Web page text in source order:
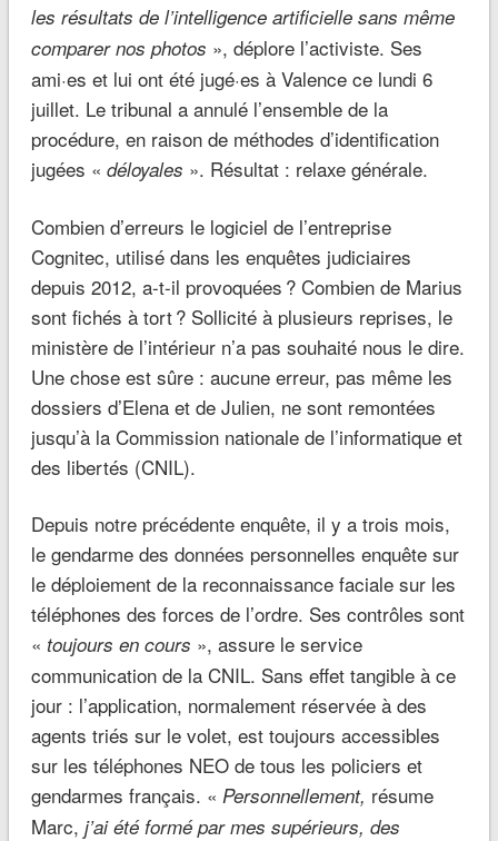
les résultats de l’intelligence artificielle sans même
comparer nos photos », déplore l’activiste. Ses
ami·es et lui ont été jugé·es à Valence ce lundi 6
juillet. Le tribunal a annulé l’ensemble de la
procédure, en raison de méthodes d’identification
jugées « déloyales ». Résultat : relaxe générale.
Combien d’erreurs le logiciel de l’entreprise
Cognitec, utilisé dans les enquêtes judiciaires
depuis 2012, a-t-il provoquées ? Combien de Marius
sont fichés à tort ? Sollicité à plusieurs reprises, le
ministère de l’intérieur n’a pas souhaité nous le dire.
Une chose est sûre : aucune erreur, pas même les
dossiers d’Elena et de Julien, ne sont remontées
jusqu’à la Commission nationale de l’informatique et
des libertés (CNIL).
Depuis notre précédente enquête, il y a trois mois,
le gendarme des données personnelles enquête sur
le déploiement de la reconnaissance faciale sur les
téléphones des forces de l’ordre. Ses contrôles sont
« toujours en cours », assure le service
communication de la CNIL. Sans effet tangible à ce
jour : l’application, normalement réservée à des
agents triés sur le volet, est toujours accessibles
sur les téléphones NEO de tous les policiers et
gendarmes français. « Personnellement, résume
Marc, j’ai été formé par mes supérieurs, des